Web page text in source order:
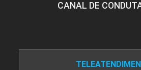
CANAL DE